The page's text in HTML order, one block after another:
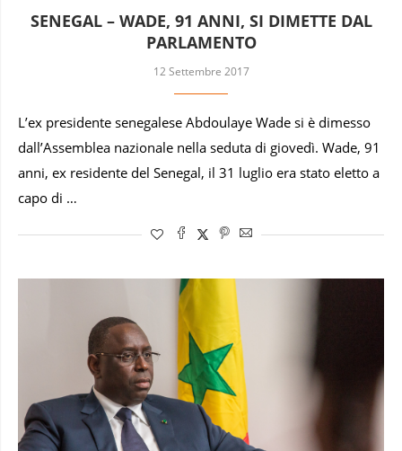
SENEGAL – WADE, 91 ANNI, SI DIMETTE DAL
PARLAMENTO
12 Settembre 2017
L’ex presidente senegalese Abdoulaye Wade si è dimesso
dall’Assemblea nazionale nella seduta di giovedì. Wade, 91
anni, ex residente del Senegal, il 31 luglio era stato eletto a
capo di …